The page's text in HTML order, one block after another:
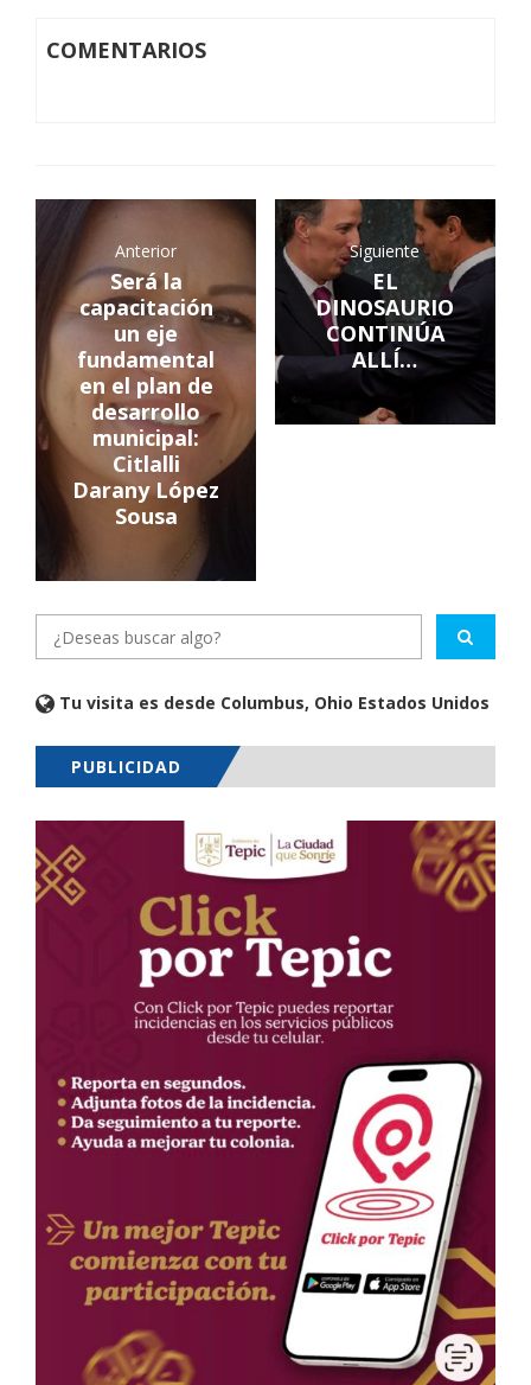
COMENTARIOS
Anterior
Será la
capacitación
un eje
fundamental
en el plan de
desarrollo
municipal:
Citlalli
Darany López
Sousa
Siguiente
EL
DINOSAURIO
CONTINÚA
ALLÍ…
Tu visita es desde Columbus, Ohio Estados Unidos
PUBLICIDAD